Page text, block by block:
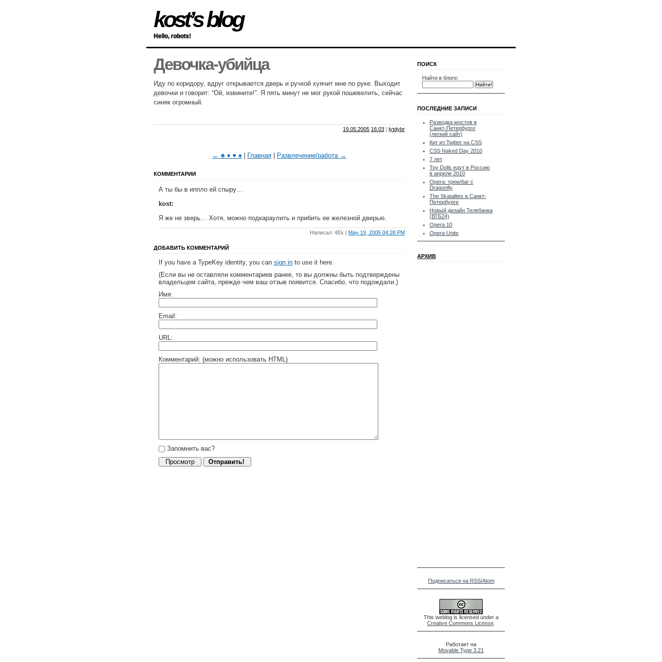
kost’s blog
Hello, robots!
Девочка-убийца
Иду по коридору, вдруг открывается дверь и ручкой хуячит мне по руке. Выходит
девочки и говорит: “Ой, извините!”. Я пять минут не мог рукой пошевелить, сейчас
синяк огромный.
19.05.2005 16:03 | lytdybr
← ♣ ♦ ♥ ♠ Главная Развлечение/работа →
КОММЕНТАРИИ
А ты бы в иппло ей спыру…
kost:
Я же не зверь… Хотя, можно подкараулить и прибить ее железной дверью.
Написал: 4Ek | May 19, 2005 04:28 PM
ДОБАВИТЬ КОММЕНТАРИЙ
If you have a TypeKey identity, you can sign in to use it here.
(Если вы не оставляли комментариев ранее, то вы должны быть подтверждены
владельцем сайта, прежде чем ваш отзыв появится. Спасибо, что подождали.)
Имя:
Email:
URL:
Комментарий: (можно использовать HTML)
Запомнить вас?
ПОИСК
Найти в блоге:
ПОСЛЕДНИЕ ЗАПИСИ
Разводка мостов в
Санкт-Петербурге
(легкий сайт)
Кит из Twitter на CSS
CSS Naked Day 2010
7 лет
Toy Dolls едут в Россию
в апреле 2010
Opera: трюк/баг с
Dragonfly
The Skatalites в Санкт-
Петербурге
Новый дизайн Телебанка
(ВТБ24)
Opera 10
Opera Unite
АРХИВ
Подписаться на RSS/Atom
This weblog is licensed under a
Creative Commons License
Работает на
Movable Type 3.21